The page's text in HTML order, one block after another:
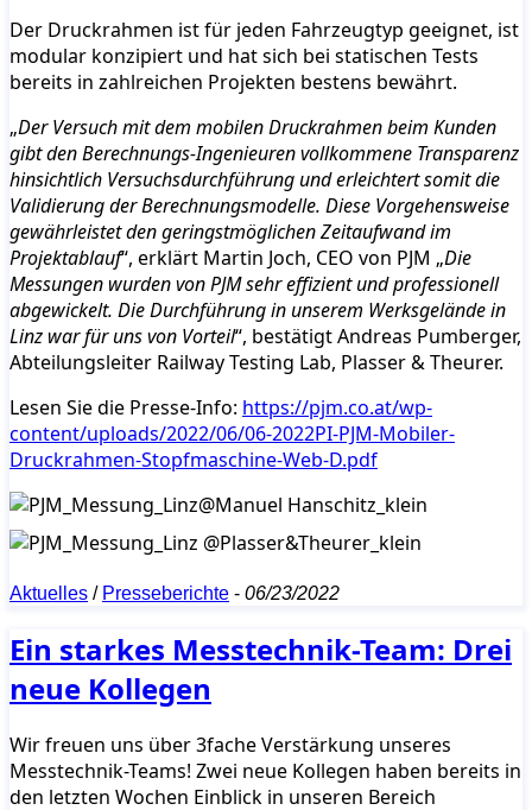
Der Druckrahmen ist für jeden Fahrzeugtyp geeignet, ist
modular konzipiert und hat sich bei statischen Tests
bereits in zahlreichen Projekten bestens bewährt.
„Der Versuch mit dem mobilen Druckrahmen beim Kunden
gibt den Berechnungs-Ingenieuren vollkommene Transparenz
hinsichtlich Versuchsdurchführung und erleichtert somit die
Validierung der Berechnungsmodelle. Diese Vorgehensweise
gewährleistet den geringstmöglichen Zeitaufwand im
Projektablauf“, erklärt Martin Joch, CEO von PJM „Die
Messungen wurden von PJM sehr effizient und professionell
abgewickelt. Die Durchführung in unserem Werksgelände in
Linz war für uns von Vorteil“, bestätigt Andreas Pumberger,
Abteilungsleiter Railway Testing Lab, Plasser & Theurer.
Lesen Sie die Presse-Info: https://pjm.co.at/wp-
content/uploads/2022/06/06-2022PI-PJM-Mobiler-
Druckrahmen-Stopfmaschine-Web-D.pdf
Aktuelles / Presseberichte - 06/23/2022
Ein starkes Messtechnik-Team: Drei
neue Kollegen
Wir freuen uns über 3fache Verstärkung unseres
Messtechnik-Teams! Zwei neue Kollegen haben bereits in
den letzten Wochen Einblick in unseren Bereich